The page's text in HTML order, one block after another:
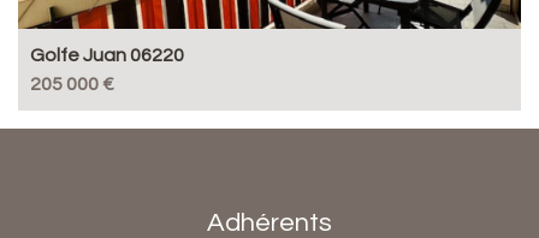
Golfe Juan 06220
205 000 €
Adhérents